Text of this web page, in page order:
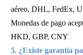
aéreo, DHL, FedEx,
Monedas de pago
HKD, GBP, CNY
5. ¿Existe garantía